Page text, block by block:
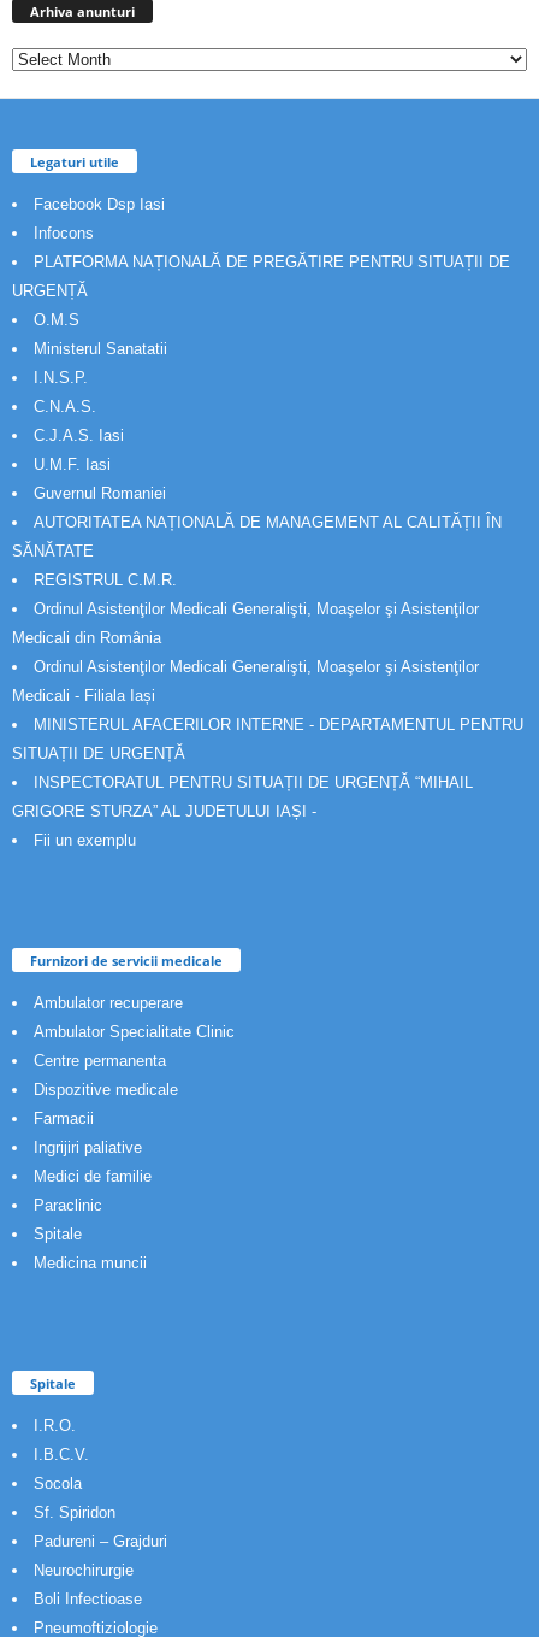
Arhiva anunturi
Legaturi utile
Facebook Dsp Iasi
Infocons
PLATFORMA NAȚIONALĂ DE PREGĂTIRE PENTRU SITUAȚII DE
URGENȚĂ
O.M.S
Ministerul Sanatatii
I.N.S.P.
C.N.A.S.
C.J.A.S. Iasi
U.M.F. Iasi
Guvernul Romaniei
AUTORITATEA NAȚIONALĂ DE MANAGEMENT AL CALITĂȚII ÎN
SĂNĂTATE
REGISTRUL C.M.R.
Ordinul Asistenţilor Medicali Generalişti, Moaşelor şi Asistenţilor
Medicali din România
Ordinul Asistenţilor Medicali Generalişti, Moaşelor şi Asistenţilor
Medicali - Filiala Iași
MINISTERUL AFACERILOR INTERNE - DEPARTAMENTUL PENTRU
SITUAȚII DE URGENȚĂ
INSPECTORATUL PENTRU SITUAȚII DE URGENȚĂ “MIHAIL
GRIGORE STURZA” AL JUDETULUI IAȘI -
Fii un exemplu
Furnizori de servicii medicale
Ambulator recuperare
Ambulator Specialitate Clinic
Centre permanenta
Dispozitive medicale
Farmacii
Ingrijiri paliative
Medici de familie
Paraclinic
Spitale
Medicina muncii
Spitale
I.R.O.
I.B.C.V.
Socola
Sf. Spiridon
Padureni – Grajduri
Neurochirurgie
Boli Infectioase
Pneumoftiziologie